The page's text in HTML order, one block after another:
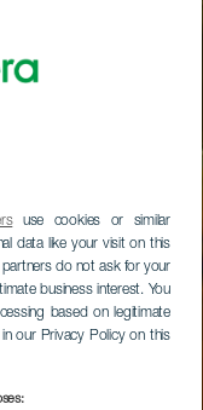
use cookies or similar
data like your visit on this
do not ask for your
business interest. You
based on legitimate
our Privacy Policy on this